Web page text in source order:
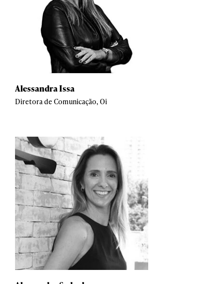
Alessandra Issa
Diretora de Comunicação, Oi